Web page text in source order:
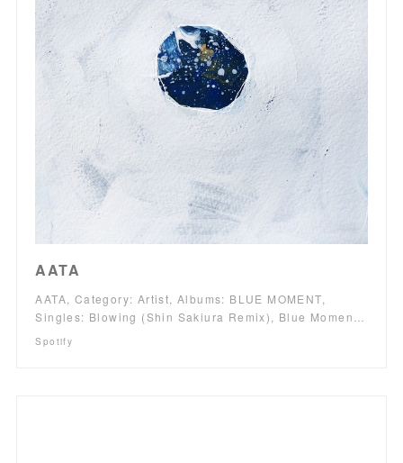
AATA
AATA, Category: Artist, Albums: BLUE MOMENT,
Singles: Blowing (Shin Sakiura Remix), Blue Momen…
Spotify